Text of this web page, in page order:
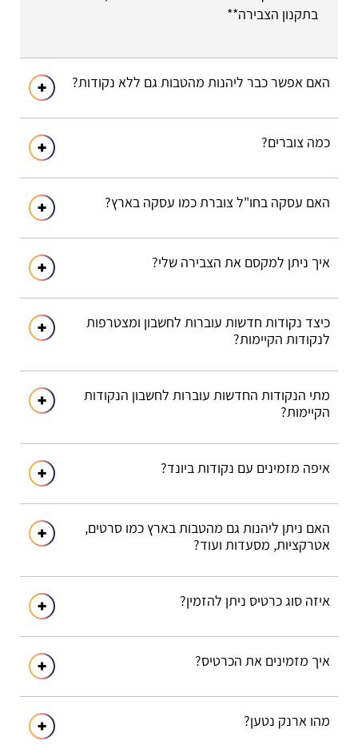
בתקנון הצבירה**
האם אפשר כבר ליהנות מהטבות גם ללא נקודות?
כמה צוברים?
האם עסקה בחו"ל צוברת כמו עסקה בארץ?
איך ניתן למקסם את הצבירה שלי?
כיצד נקודות חדשות עוברות לחשבון ומצטרפות
לנקודות הקיימות?
מתי הנקודות החדשות עוברות לחשבון הנקודות
הקיימות?
איפה מזמינים עם נקודות ביונד?
האם ניתן ליהנות גם מהטבות בארץ כמו סרטים,
אטרקציות, מסעדות ועוד?
איזה סוג כרטיס ניתן להזמין?
איך מזמינים את הכרטיס?
מהו ארנק נטען?